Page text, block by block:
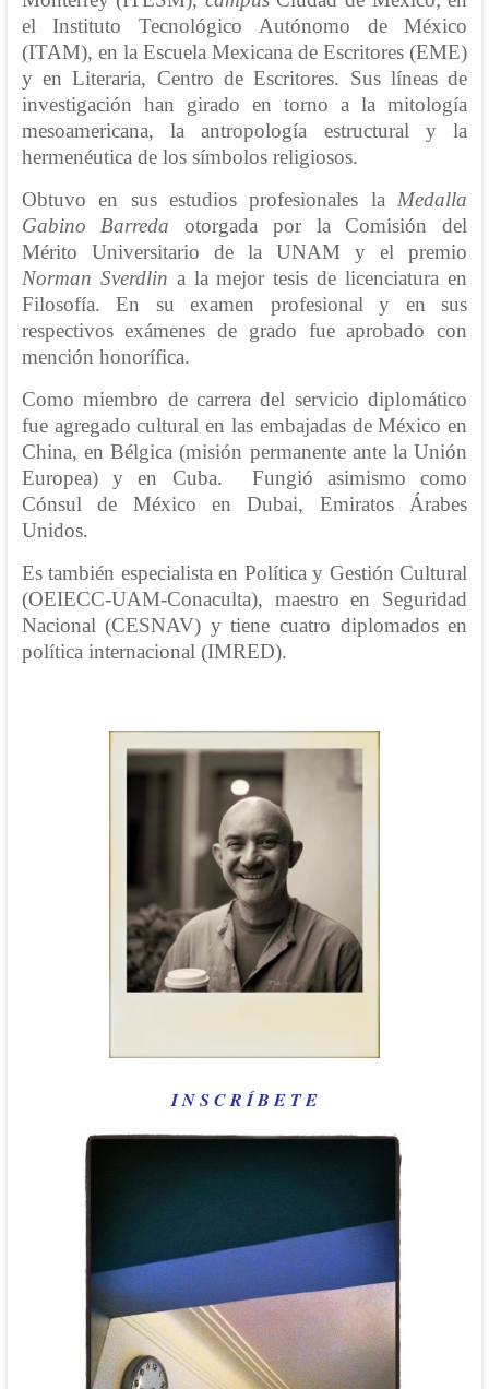
el Instituto Tecnológico Autónomo de México
(ITAM), en la Escuela Mexicana de Escritores (EME)
y en Literaria, Centro de Escritores. Sus líneas de
investigación han girado en torno a la mitología
mesoamericana, la antropología estructural y la
hermenéutica de los símbolos religiosos.
Obtuvo en sus estudios profesionales laMedalla
Gabino Barreda otorgada por la Comisión del
Mérito Universitario de la UNAM y el premio
Norman Sverdlin a la mejor tesis de licenciatura en
Filosofía. En su examen profesional y en sus
respectivos exámenes de grado fue aprobado con
mención honorífica.
Como miembro de carrera del servicio diplomático
fue agregado cultural en las embajadas de México en
China, en Bélgica (misión permanente ante la Unión
Europea) y en Cuba. Fungió asimismo como
Cónsul de México en Dubai, Emiratos Árabes
Unidos.
Es también especialista en Política y Gestión Cultural
(OEIECC-UAM-Conaculta), maestro en Seguridad
Nacional (CESNAV) y tiene cuatro diplomados en
política internacional (IMRED).
I N S C R Í B E T E